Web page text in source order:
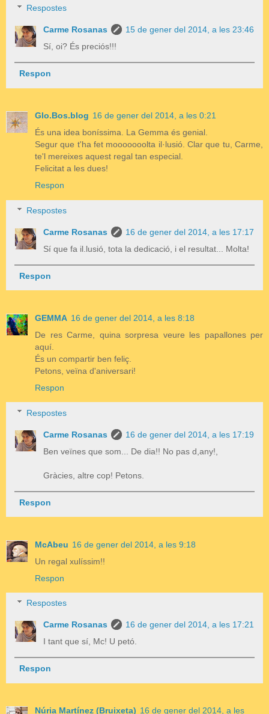
Respostes
Carme Rosanas
15 de gener del 2014, a les 23:46
Sí, oi? És preciós!!!
Respon
Glo.Bos.blog 16 de gener del 2014, a les 0:21
És una idea boníssima. La Gemma és genial.
Segur que t'ha fet mooooooolta il·lusió. Clar que tu, Carme,
te'l mereixes aquest regal tan especial.
Felicitat a les dues!
Respon
Respostes
Carme Rosanas
16 de gener del 2014, a les 17:17
Sí que fa il.lusió, tota la dedicació, i el resultat... Molta!
Respon
GEMMA 16 de gener del 2014, a les 8:18
De res Carme, quina sorpresa veure les papallones per
aquí.
És un compartir ben feliç.
Petons, veïna d'aniversari!
Respon
Respostes
Carme Rosanas
16 de gener del 2014, a les 17:19
Ben veïnes que som... De dia!! No pas d,any!,
Gràcies, altre cop! Petons.
Respon
McAbeu 16 de gener del 2014, a les 9:18
Un regal xulíssim!!
Respon
Respostes
Carme Rosanas
16 de gener del 2014, a les 17:21
I tant que sí, Mc! U petó.
Respon
Núria Martínez (Bruixeta) 16 de gener del 2014, a les